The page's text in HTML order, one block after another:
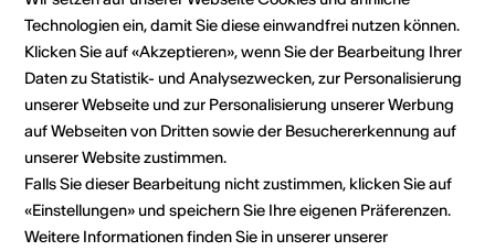
Rubrik
Art der Veranstaltung
Bühnenkunst
Altersfreigabe
Für alle
Zielpublikum
Speziell für Kinder
Technologien ein, damit Sie diese einwandfrei nutzen können.
Klicken Sie auf «Akzeptieren», wenn Sie der Bearbeitung Ihrer
Daten zu Statistik- und Analysezwecken, zur Personalisierung
unserer Webseite und zur Personalisierung unserer Werbung
auf Webseiten von Dritten sowie der Besuchererkennung auf
unserer Website zustimmen.
Falls Sie dieser Bearbeitung nicht zustimmen, klicken Sie auf
«Einstellungen» und speichern Sie Ihre eigenen Präferenzen.
Weitere Informationen finden Sie in unserer unserer